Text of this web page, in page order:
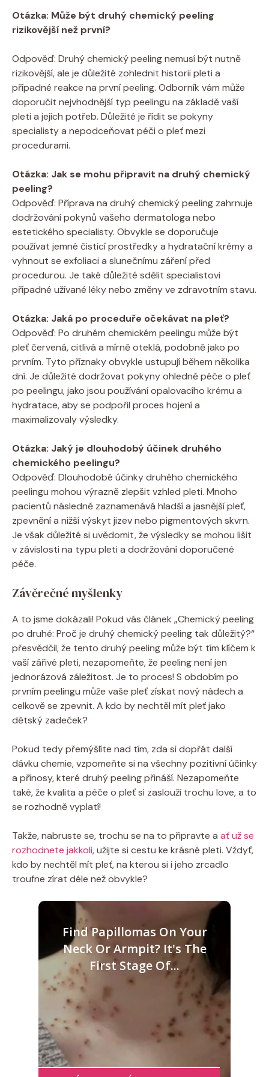
Otázka: ‌Může být druhý chemický peeling
⁢rizikovější než první?
Odpověď: Druhý chemický​ peeling nemusí být ⁢nutně
rizikovější, ale ‌je důležité zohlednit historii​ pleti a
případné reakce⁤ na‌ první peeling. Odborník vám může
doporučit nejvhodnější typ peelingu na základě vaší
pleti a ‌jejích⁤ potřeb. Důležité ⁣je⁣ řídit se pokyny
specialisty ‌a⁢ nepodceňovat péči o pleť mezi
procedurami.
Otázka: ⁤Jak se mohu připravit na druhý chemický
peeling?
Odpověď: Příprava na druhý chemický peeling zahrnuje
⁤dodržování pokynů‍ vašeho ⁢dermatologa nebo
estetického specialisty. Obvykle se doporučuje
používat jemné čisticí prostředky a hydratační krémy a
vyhnout ⁤se exfoliaci a slunečnímu záření ​před
procedurou. Je také důležité sdělit specialistovi
případné užívané léky nebo změny ve zdravotním stavu.
Otázka: Jaká po ‌proceduře ⁢očekávat na ‍pleť?
Odpověď: Po⁣ druhém ‍chemickém peelingu​ může ⁢být
pleť červená, citlivá⁢ a mírně oteklá, podobně⁣ jako po ​
prvním. Tyto příznaky obvykle ustupují během⁢ několika‍
dní. Je důležité dodržovat pokyny ohledně péče o pleť⁢
po peelingu, jako jsou používání opalovacího krému a
hydratace, ⁣aby se podpořil proces hojení a
maximalizovaly výsledky.
Otázka: Jaký je dlouhodobý účinek druhého
⁣chemického peelingu?
Odpověď: Dlouhodobé účinky druhého chemického
peelingu mohou výrazně zlepšit vzhled pleti. Mnoho
pacientů následně zaznamenává hladší a jasnější⁣ pleť,
zpevnění a nižší výskyt jizev nebo‍ pigmentových skvrn.
Je však důležité si uvědomit, že výsledky ​se mohou lišit
v závislosti⁣ na ‍typu pleti a ​dodržování doporučené
péče.
Závěrečné myšlenky
A to jsme dokázali! Pokud vás článek „Chemický peeling
po druhé: Proč ‍je druhý ⁤chemický peeling tak důležitý?“
přesvědčil, že tento druhý ‍peeling může být ⁣tím klíčem k
⁣vaší zářivé pleti, nezapomeňte, že peeling‍ není‌ jen
jednorázová záležitost. Je to ⁣proces! S obdobím po
prvním peelingu⁣ může‍ vaše pleť získat nový nádech​ a
celkově se zpevnit. A kdo by⁢ nechtěl mít pleť jako
dětský zadeček?
Pokud tedy přemýšlíte nad tím, zda si dopřát další
dávku chemie, vzpomeňte si na všechny pozitivní účinky
a přínosy, ⁣které druhý peeling přináší. Nezapomeňte
také, že kvalita a péče ‌o pleť si zaslouží trochu love, a to
se rozhodně vyplatí!
Takže, nabruste se, trochu​ se na to‌ připravte a ať už se
rozhodnete jakkoli,⁤ užijte si⁤ cestu ​ke krásné pleti. Vždyť,
kdo by nechtěl mít pleť, na kterou si ⁣i jeho zrcadlo
troufne zírat déle než ‌obvykle?
Find Papillomas On Your
Neck Or Armpit? It's The
First Stage Of...